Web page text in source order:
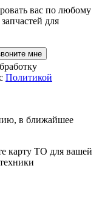
вас по любому
для
мне
Политикой
в ближайшее
карту ТО для вашей